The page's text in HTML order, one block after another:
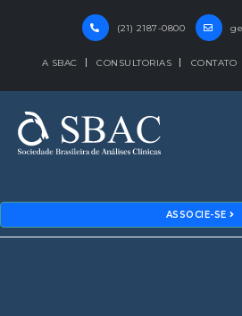
(21) 2187-0800
A SBAC CONSULTORIAS CONTATO
ASSOCIE-SE